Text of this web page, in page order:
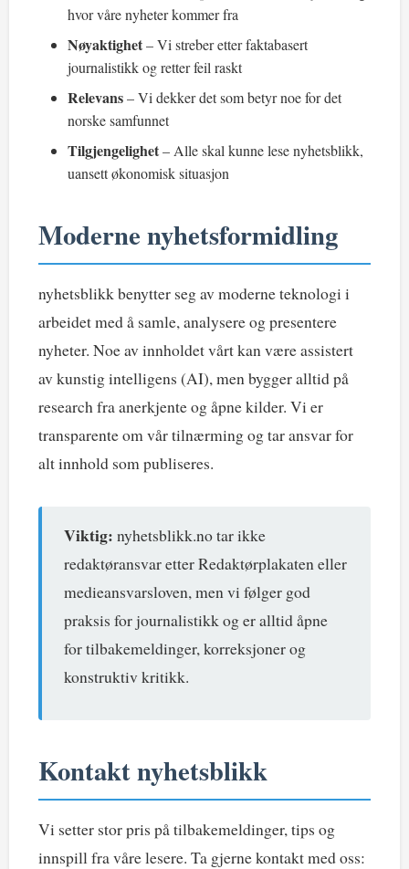
hvor våre nyheter kommer fra
Nøyaktighet– Vi streber etter faktabasert
journalistikk og retter feil raskt
Relevans– Vi dekker det som betyr noe for det
norske samfunnet
Tilgjengelighet– Alle skal kunne lese nyhetsblikk,
uansett økonomisk situasjon
Moderne nyhetsformidling
nyhetsblikk benytter seg av moderne teknologi i
arbeidet med å samle, analysere og presentere
nyheter. Noe av innholdet vårt kan være assistert
av kunstig intelligens (AI), men bygger alltid på
research fra anerkjente og åpne kilder. Vi er
transparente om vår tilnærming og tar ansvar for
alt innhold som publiseres.
Viktig: nyhetsblikk.no tar ikke
redaktøransvar etter Redaktørplakaten eller
medieansvarsloven, men vi følger god
praksis for journalistikk og er alltid åpne
for tilbakemeldinger, korreksjoner og
konstruktiv kritikk.
Kontakt nyhetsblikk
Vi setter stor pris på tilbakemeldinger, tips og
innspill fra våre lesere. Ta gjerne kontakt med oss: